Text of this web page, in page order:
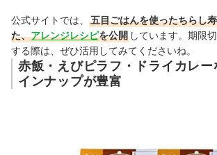
公式サイトでは、
五目ごはんを使ったちらし
た、アレンジレシピを公開 しています。 期限
する際は、ぜひ活用してみてくださいね。
赤飯・えびピラフ・ドライカレー
インナップが豊富